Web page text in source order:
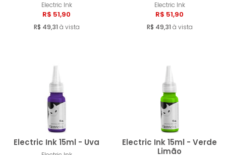
Electric Ink
R$ 51,90
R$ 49,31 à vista
Comprar
Electric Ink
R$ 51,90
R$ 49,31 à vista
Electric Ink 15ml - Uva
Electric Ink 15ml - Verde
Limão